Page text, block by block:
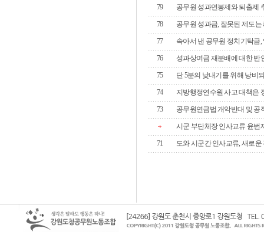
79 공무원 성과연봉제와 퇴출제
78 공무원 성과금, 잘못된 제도는
77 속아서 낸 공무원 정치기탁금
76 성과상여금 재분배에 대한 반
75 단 5분의 낯내기를 위해 낭비
74 지방행정연수원 사고 대책은
73 공무원연금법 개악반대 및 공
시군 부단체장 인사교류 윤번
71 도와 시군간 인사교류, 새로